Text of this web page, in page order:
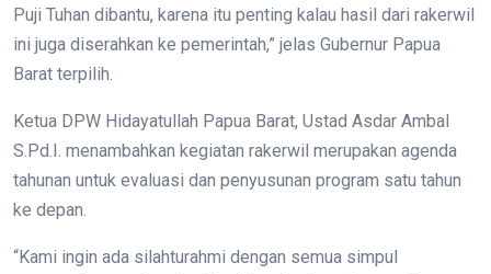
Puji Tuhan dibantu, karena itu penting kalau hasil dari rakerwil
ini juga diserahkan ke pemerintah,” jelas Gubernur Papua
Barat terpilih.
Ketua DPW Hidayatullah Papua Barat, Ustad Asdar Ambal
S.Pd.I. menambahkan kegiatan rakerwil merupakan agenda
tahunan untuk evaluasi dan penyusunan program satu tahun
ke depan.
“Kami ingin ada silahturahmi dengan semua simpul